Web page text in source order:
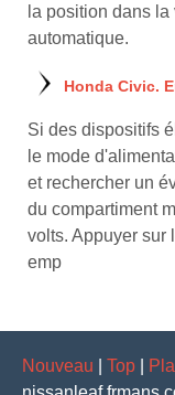
la position dans
automatique.
Honda Civic.
Si des dispositifs
le mode
et rechercher un
du compartiment
volts. Appuyer sur
emp
Nouveau Top